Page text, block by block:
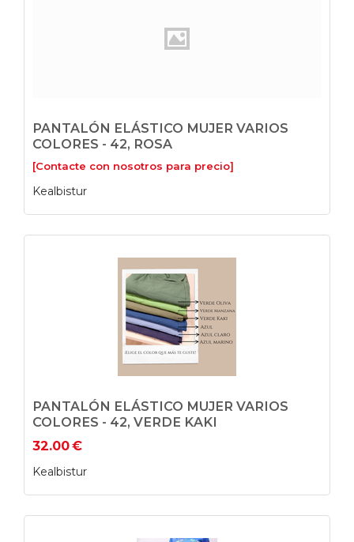
PANTALÓN ELÁSTICO MUJER VARIOS
COLORES - 42, ROSA
[Contacte con nosotros para precio]
Kealbistur
PANTALÓN ELÁSTICO MUJER VARIOS
COLORES - 42, VERDE KAKI
32.00€
Kealbistur